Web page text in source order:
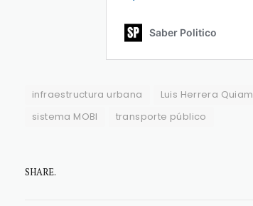
infraestructura urbana Luis Herrera Quiam
sistema MOBI
transporte público
SHARE.